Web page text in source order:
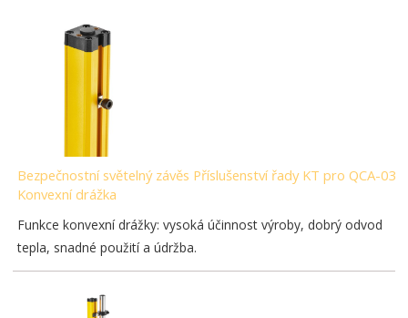
Bezpečnostní světelný závěs Příslušenství řady KT pro QCA-03-
Konvexní drážka
Funkce konvexní drážky: vysoká účinnost výroby, dobrý odvod
tepla, snadné použití a údržba.